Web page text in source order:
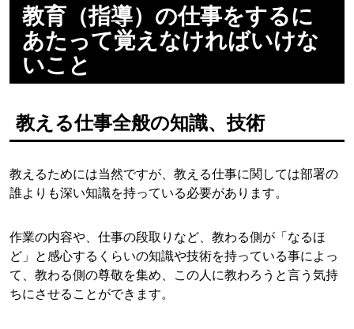
教育（指導）の仕事をするに
あたって覚えなければいけな
いこと
教える仕事全般の知識、技術
教えるためには当然ですが、教える仕事に関しては部署の
誰よりも深い知識を持っている必要があります。
作業の内容や、仕事の段取りなど、教わる側が「なるほ
ど」と感心するくらいの知識や技術を持っている事によっ
て、教わる側の尊敬を集め、この人に教わろうと言う気持
ちにさせることができます。